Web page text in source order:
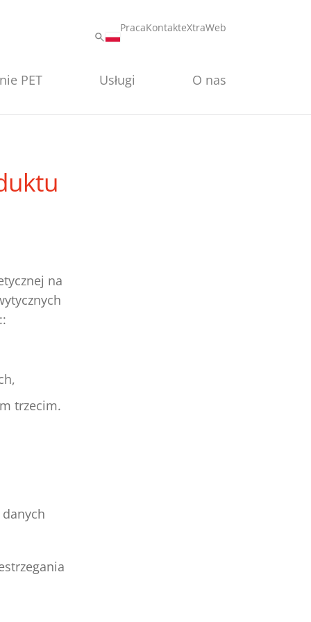
PracaKontakteXtraWeb
PET Usługi O nas
na
trzecim.